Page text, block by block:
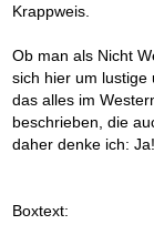
Krappweis.
Ob man als Nicht
sich hier um lustige
das alles im
beschrieben, die
daher denke ich:
Boxtext: